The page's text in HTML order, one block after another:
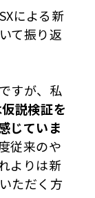
による新
て振り返
すが、私
説検証を
じていま
従来のや
よりは新
ただく方